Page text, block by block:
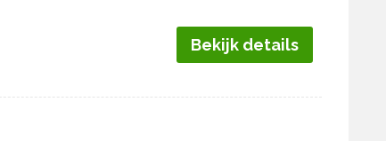
Bekijk details